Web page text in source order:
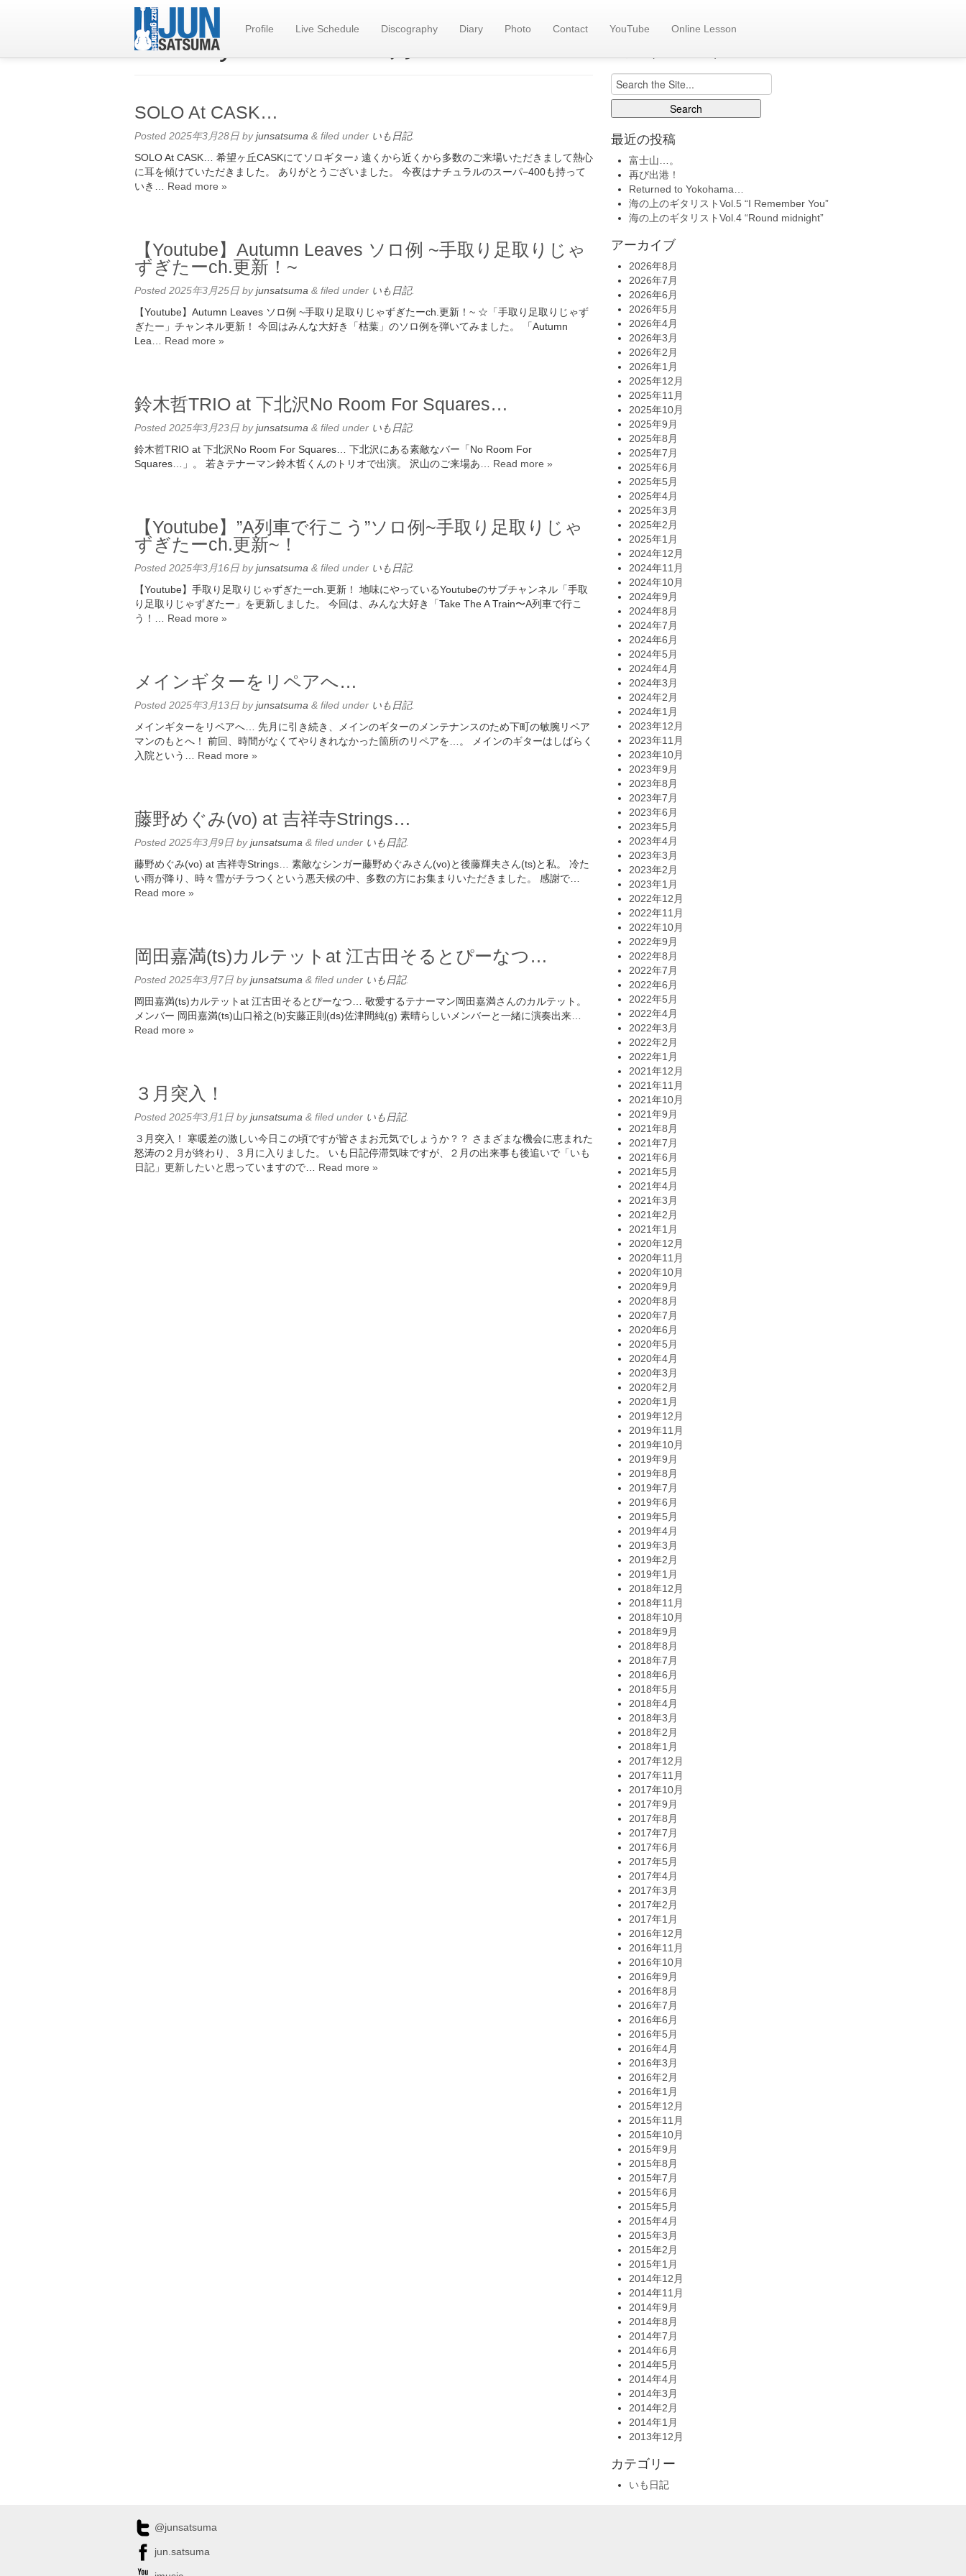
Profile Live Schedule Discography Diary Photo Contact YouTube Online Lesson
Monthly Archives::
SOLO At CASK…
Posted 2025年3月28日 byjunsatsuma & filed under いも日記.
SOLO At CASK… 希望ヶ丘CASKにてソロギター♪ 遠くから近くから多数のご来場いただきまして熱心
に耳を傾けていただきました。 ありがとうございました。 今夜はナチュラルのスーパ−400も持って
いき… Read more »
【Youtube】Autumn Leaves ソロ例 ~手取り足取りじゃ
ずぎたーch.更新！~
Posted 2025年3月25日 byjunsatsuma & filed under いも日記.
【Youtube】Autumn Leaves ソロ例 ~手取り足取りじゃずぎたーch.更新！~ ☆「手取り足取りじゃず
ぎたー」チャンネル更新！ 今回はみんな大好き「枯葉」のソロ例を弾いてみました。 「Autumn
Lea… Read more »
鈴木哲TRIO at 下北沢No Room For Squares…
Posted 2025年3月23日 byjunsatsuma & filed under いも日記.
鈴木哲TRIO at 下北沢No Room For Squares… 下北沢にある素敵なバー「No Room For
Squares…」。 若きテナーマン鈴木哲くんのトリオで出演。 沢山のご来場あ… Read more »
【Youtube】”A列車で行こう”ソロ例~手取り足取りじゃ
ずぎたーch.更新~！
Posted 2025年3月16日 byjunsatsuma & filed under いも日記.
【Youtube】手取り足取りじゃずぎたーch.更新！ 地味にやっているYoutubeのサブチャンネル「手取
り足取りじゃずぎたー」を更新しました。 今回は、みんな大好き「Take The A Train〜A列車で行こ
う！… Read more »
メインギターをリペアへ…
Posted 2025年3月13日 byjunsatsuma & filed under いも日記.
メインギターをリペアへ… 先月に引き続き、メインのギターのメンテナンスのため下町の敏腕リペア
マンのもとへ！ 前回、時間がなくてやりきれなかった箇所のリペアを…。 メインのギターはしばらく
入院という… Read more »
藤野めぐみ(vo) at 吉祥寺Strings…
Posted 2025年3月9日 byjunsatsuma & filed under いも日記.
藤野めぐみ(vo) at 吉祥寺Strings… 素敵なシンガー藤野めぐみさん(vo)と後藤輝夫さん(ts)と私。 冷た
い雨が降り、時々雪がチラつくという悪天候の中、多数の方にお集まりいただきました。 感謝で…
Read more »
岡田嘉満(ts)カルテットat 江古田そるとぴーなつ…
Posted 2025年3月7日 byjunsatsuma & filed under いも日記.
岡田嘉満(ts)カルテットat 江古田そるとぴーなつ… 敬愛するテナーマン岡田嘉満さんのカルテット。
メンバー 岡田嘉満(ts)山口裕之(b)安藤正則(ds)佐津間純(g) 素晴らしいメンバーと一緒に演奏出来…
Read more »
３月突入！
Posted 2025年3月1日 byjunsatsuma & filed under いも日記.
３月突入！ 寒暖差の激しい今日この頃ですが皆さまお元気でしょうか？？ さまざまな機会に恵まれた
怒涛の２月が終わり、３月に入りました。 いも日記停滞気味ですが、２月の出来事も後追いで「いも
日記」更新したいと思っていますので… Read more »
旧いも日記へ
Search
for:
最近の投稿
富士山…。
再び出港！
Returned to Yokohama…
海の上のギタリストVol.5 “I Remember You”
海の上のギタリストVol.4 “Round midnight”
アーカイブ
2026年8月
2026年7月
2026年6月
2026年5月
2026年4月
2026年3月
2026年2月
2026年1月
2025年12月
2025年11月
2025年10月
2025年9月
2025年8月
2025年7月
2025年6月
2025年5月
2025年4月
2025年3月
2025年2月
2025年1月
2024年12月
2024年11月
2024年10月
2024年9月
2024年8月
2024年7月
2024年6月
2024年5月
2024年4月
2024年3月
2024年2月
2024年1月
2023年12月
2023年11月
2023年10月
2023年9月
2023年8月
2023年7月
2023年6月
2023年5月
2023年4月
2023年3月
2023年2月
2023年1月
2022年12月
2022年11月
2022年10月
2022年9月
2022年8月
2022年7月
2022年6月
2022年5月
2022年4月
2022年3月
2022年2月
2022年1月
2021年12月
2021年11月
2021年10月
2021年9月
2021年8月
2021年7月
2021年6月
2021年5月
2021年4月
2021年3月
2021年2月
2021年1月
2020年12月
2020年11月
2020年10月
2020年9月
2020年8月
2020年7月
2020年6月
2020年5月
2020年4月
2020年3月
2020年2月
2020年1月
2019年12月
2019年11月
2019年10月
2019年9月
2019年8月
2019年7月
2019年6月
2019年5月
2019年4月
2019年3月
2019年2月
2019年1月
2018年12月
2018年11月
2018年10月
2018年9月
2018年8月
2018年7月
2018年6月
2018年5月
2018年4月
2018年3月
2018年2月
2018年1月
2017年12月
2017年11月
2017年10月
2017年9月
2017年8月
2017年7月
2017年6月
2017年5月
2017年4月
2017年3月
2017年2月
2017年1月
2016年12月
2016年11月
2016年10月
2016年9月
2016年8月
2016年7月
2016年6月
2016年5月
2016年4月
2016年3月
2016年2月
2016年1月
2015年12月
2015年11月
2015年10月
2015年9月
2015年8月
2015年7月
2015年6月
2015年5月
2015年4月
2015年3月
2015年2月
2015年1月
2014年12月
2014年11月
2014年9月
2014年8月
2014年7月
2014年6月
2014年5月
2014年4月
2014年3月
2014年2月
2014年1月
2013年12月
カテゴリー
いも日記
@junsatsuma
jun.satsuma